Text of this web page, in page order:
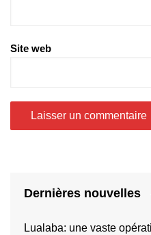
Site web
Dernières nouvelles
Lualaba: une vaste